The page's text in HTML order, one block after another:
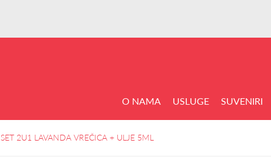
O NAMA USLUGE SUVENIRI
SET 2U1 LAVANDA VREČICA + ULJE 5ML